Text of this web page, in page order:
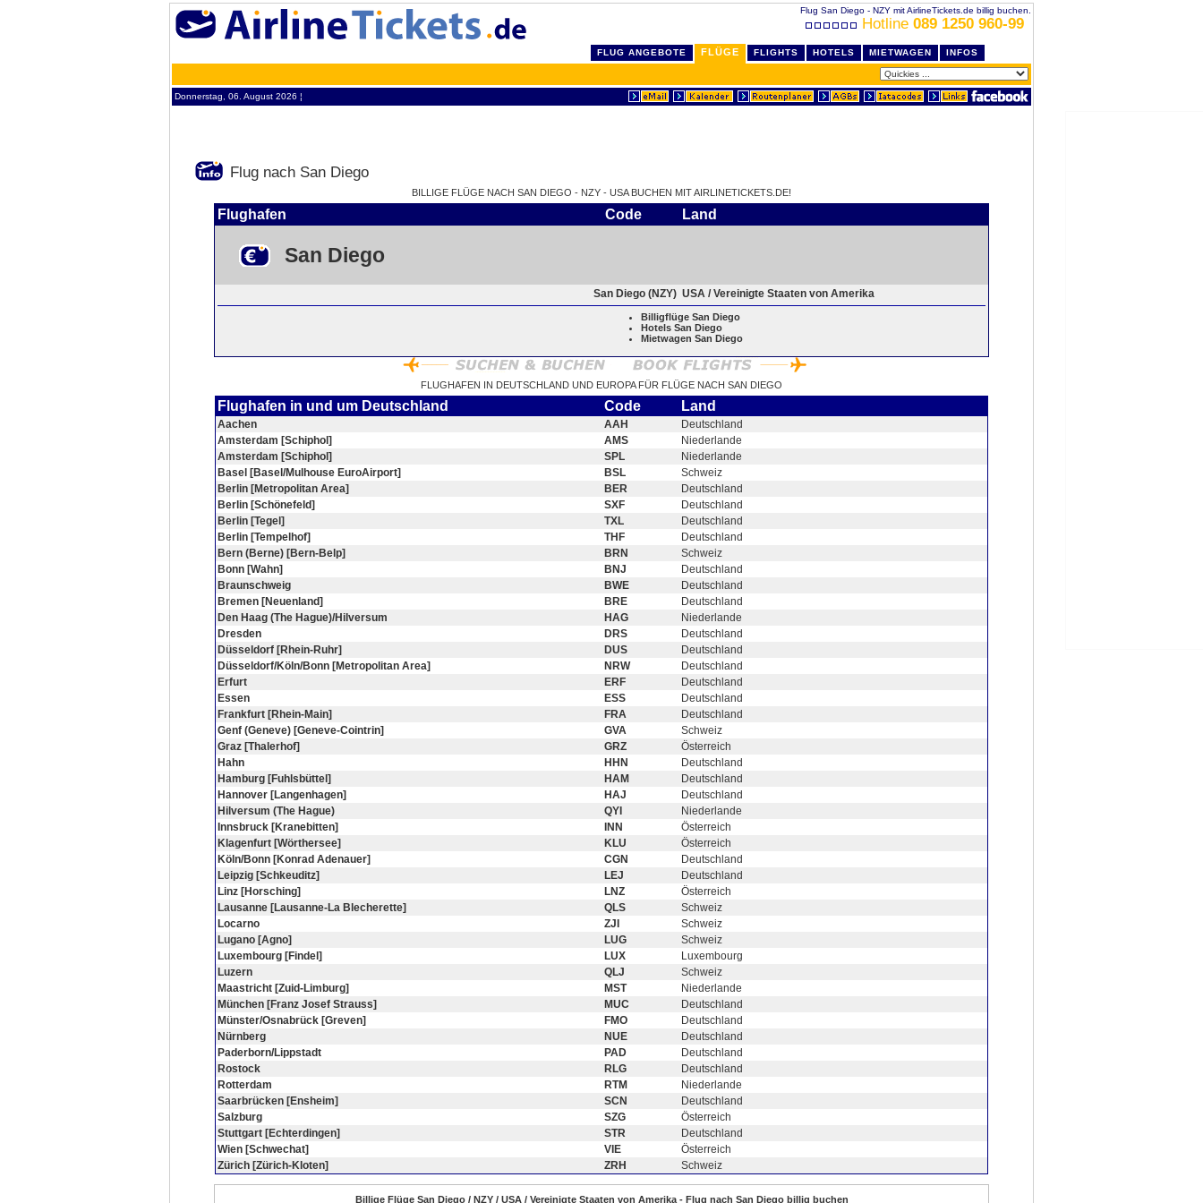
Flug San Diego - NZY mit AirlineTickets.de billig buchen.
Hotline 089 1250 960-99
FLUG ANGEBOTE FLÜGE FLIGHTS HOTELS MIETWAGEN INFOS
Donnerstag, 06. August 2026 ¦
Flug nach San Diego
BILLIGE FLÜGE NACH SAN DIEGO - NZY - USA BUCHEN MIT AIRLINETICKETS.DE!
Flughafen Code Land
San Diego
San Diego (NZY) USA / Vereinigte Staaten von Amerika
Billigflüge San Diego
Hotels San Diego
Mietwagen San Diego
FLUGHAFEN IN DEUTSCHLAND UND EUROPA FÜR FLÜGE NACH SAN DIEGO
Flughafen in und um Deutschland Code Land
Aachen AAH
Deutschland
Amsterdam [Schiphol]
AMS
Niederlande
Amsterdam [Schiphol]
SPL
Niederlande
Basel [Basel/Mulhouse EuroAirport]
BSL
Schweiz
Berlin [Metropolitan Area]
BER
Deutschland
Berlin [Schönefeld]
SXF
Deutschland
Berlin [Tegel]
TXL
Deutschland
Berlin [Tempelhof]
THF
Deutschland
Bern (Berne) [Bern-Belp]
BRN
Schweiz
Bonn [Wahn]
BNJ
Deutschland
Braunschweig
BWE
Deutschland
Bremen [Neuenland]
BRE
Deutschland
Den Haag (The Hague)/Hilversum
HAG
Niederlande
Dresden
DRS
Deutschland
Düsseldorf [Rhein-Ruhr]
DUS
Deutschland
Düsseldorf/Köln/Bonn [Metropolitan Area]
NRW
Deutschland
Erfurt
ERF
Deutschland
Essen
ESS
Deutschland
Frankfurt [Rhein-Main]
FRA
Deutschland
Genf (Geneve) [Geneve-Cointrin]
GVA
Schweiz
Graz [Thalerhof]
GRZ
Österreich
Hahn
HHN
Deutschland
Hamburg [Fuhlsbüttel]
HAM
Deutschland
Hannover [Langenhagen]
HAJ
Deutschland
Hilversum (The Hague)
QYI
Niederlande
Innsbruck [Kranebitten]
INN
Österreich
Klagenfurt [Wörthersee]
KLU
Österreich
Köln/Bonn [Konrad Adenauer]
CGN
Deutschland
Leipzig [Schkeuditz]
LEJ
Deutschland
Linz [Horsching]
LNZ
Österreich
Lausanne [Lausanne-La Blecherette]
QLS
Schweiz
Locarno
ZJI
Schweiz
Lugano [Agno]
LUG
Schweiz
Luxembourg [Findel]
LUX
Luxembourg
Luzern
QLJ
Schweiz
Maastricht [Zuid-Limburg]
MST
Niederlande
München [Franz Josef Strauss]
MUC
Deutschland
Münster/Osnabrück [Greven]
FMO
Deutschland
Nürnberg
NUE
Deutschland
Paderborn/Lippstadt
PAD
Deutschland
Rostock
RLG
Deutschland
Rotterdam
RTM
Niederlande
Saarbrücken [Ensheim]
SCN
Deutschland
Salzburg
SZG
Österreich
Stuttgart [Echterdingen]
STR
Deutschland
Wien [Schwechat]
VIE
Österreich
Zürich [Zürich-Kloten]
ZRH Schweiz
Billige Flüge San Diego / NZY / USA / Vereinigte Staaten von Amerika - Flug nach San Diego billig buchen